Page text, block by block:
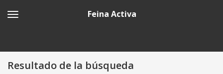
Feina Activa
Resultado de la búsqueda